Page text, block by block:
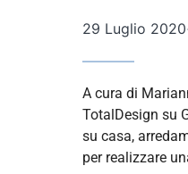
29 Luglio 2020·
A cura di
TotalDesign su
su casa,
per realizzare